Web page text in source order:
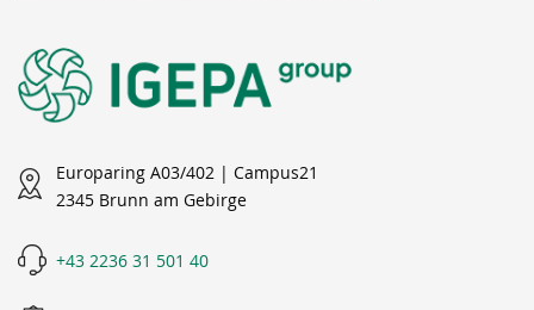
Europaring A03/402 | Campus21
2345 Brunn am Gebirge
+43 2236 31 501 40